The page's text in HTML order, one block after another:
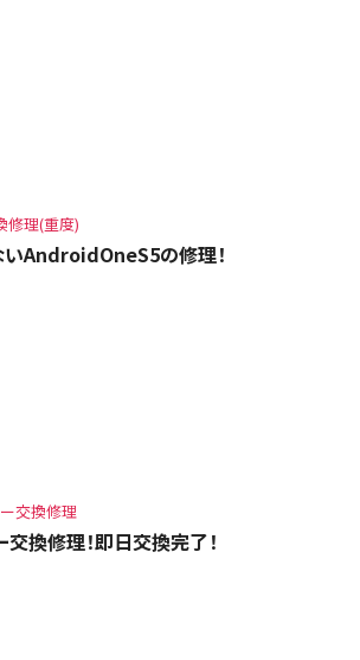
修理(重度)
AndroidOneS5の修理！
ー交換修理
換修理！即日交換完了！